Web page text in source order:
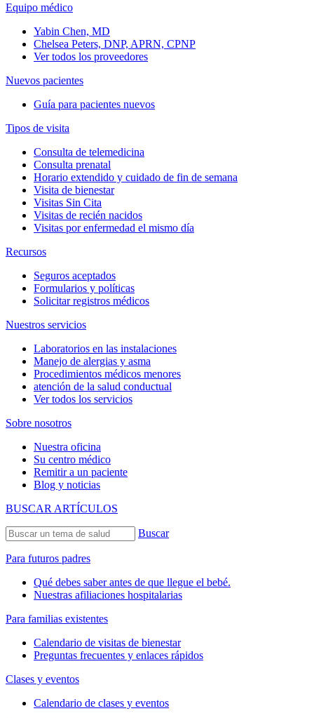
Equipo médico
Yabin Chen, MD
Chelsea Peters, DNP, APRN, CPNP
Ver todos los proveedores
Nuevos pacientes
Guía para pacientes nuevos
Tipos de visita
Consulta de telemedicina
Consulta prenatal
Horario extendido y cuidado de fin de semana
Visita de bienestar
Visitas Sin Cita
Visitas de recién nacidos
Visitas por enfermedad el mismo día
Recursos
Seguros aceptados
Formularios y políticas
Solicitar registros médicos
Nuestros servicios
Laboratorios en las instalaciones
Manejo de alergias y asma
Procedimientos médicos menores
atención de la salud conductual
Ver todos los servicios
Sobre nosotros
Nuestra oficina
Su centro médico
Remitir a un paciente
Blog y noticias
BUSCAR ARTÍCULOS
Buscar
Para futuros padres
Qué debes saber antes de que llegue el bebé.
Nuestras afiliaciones hospitalarias
Para familias existentes
Calendario de visitas de bienestar
Preguntas frecuentes y enlaces rápidos
Clases y eventos
Calendario de clases y eventos